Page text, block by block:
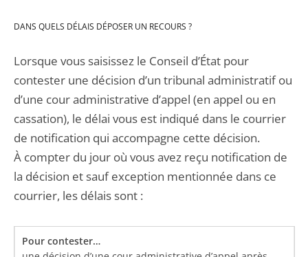
DANS QUELS DÉLAIS DÉPOSER UN RECOURS ?
Lorsque vous saisissez le Conseil d’État pour
contester une décision d’un tribunal administratif ou
d’une cour administrative d’appel (en appel ou en
cassation), le délai vous est indiqué dans le courrier
de notification qui accompagne cette décision.
À compter du jour où vous avez reçu notification de
la décision et sauf exception mentionnée dans ce
courrier, les délais sont :